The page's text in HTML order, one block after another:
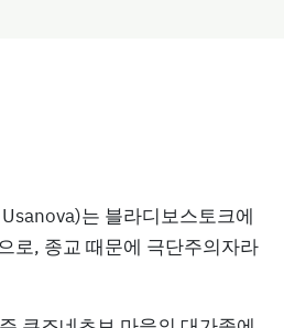
는 블라디보스토크에
로, 종교 때문에 극단주의자라